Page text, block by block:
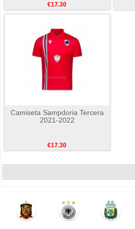
€17.30
Camiseta Sampdoria Tercera
2021-2022
€17.30